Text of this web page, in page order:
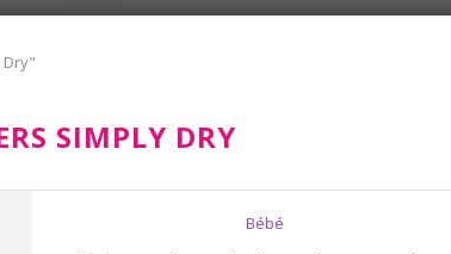
Dry"
SIMPLY DRY
Bébé